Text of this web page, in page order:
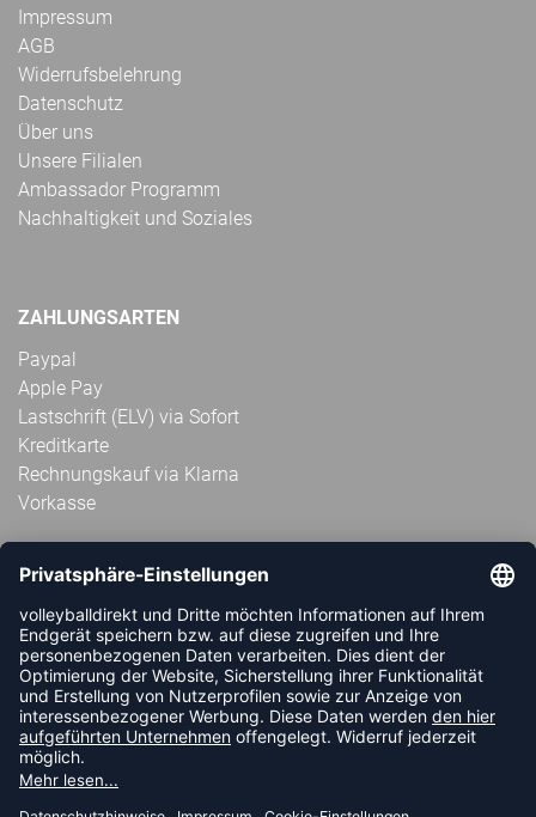
Impressum
AGB
Widerrufsbelehrung
Datenschutz
Über uns
Unsere Filialen
Ambassador Programm
Nachhaltigkeit und Soziales
ZAHLUNGSARTEN
Paypal
Apple Pay
Lastschrift (ELV) via Sofort
Kreditkarte
Rechnungskauf via Klarna
Vorkasse
ABONNIERE JETZT DEN KOSTENLOSEN
VOLLEYBALLDIREKT-NEWSLETTER UND VERPASSE KEINE
NEUIGKEIT ODER AKTION MEHR.
JETZT ANMELDEN